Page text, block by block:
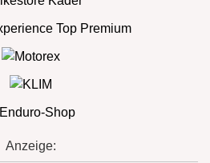
Anzeige: